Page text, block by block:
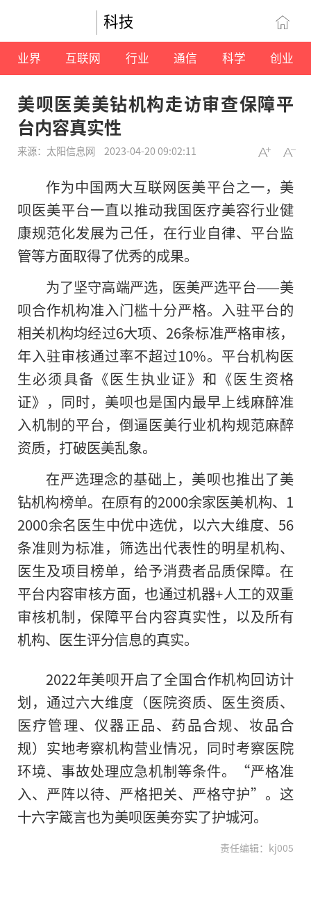
科技
业界 互联网 行业 通信 科学 创业
美呗医美美钻机构走访审查保障平
台内容真实性
来源：太阳信息网 2023-04-20 09:02:11
作为中国两大互联网医美平台之一，美
呗医美平台一直以推动我国医疗美容行业健
康规范化发展为己任，在行业自律、平台监
管等方面取得了优秀的成果。
为了坚守高端严选，医美严选平台——美
呗合作机构准入门槛十分严格。入驻平台的
相关机构均经过6大项、26条标准严格审核，
年入驻审核通过率不超过10%。平台机构医
生必须具备《医生执业证》和《医生资格
证》，同时，美呗也是国内最早上线麻醉准
入机制的平台，倒逼医美行业机构规范麻醉
资质，打破医美乱象。
在严选理念的基础上，美呗也推出了美
钻机构榜单。在原有的2000余家医美机构、1
2000余名医生中优中选优，以六大维度、56
条准则为标准，筛选出代表性的明星机构、
医生及项目榜单，给予消费者品质保障。在
平台内容审核方面，也通过机器+人工的双重
审核机制，保障平台内容真实性，以及所有
机构、医生评分信息的真实。
2022年美呗开启了全国合作机构回访计
划，通过六大维度（医院资质、医生资质、
医疗管理、仪器正品、药品合规、妆品合
规）实地考察机构营业情况，同时考察医院
环境、事故处理应急机制等条件。“严格准
入、严阵以待、严格把关、严格守护”。这
十六字箴言也为美呗医美夯实了护城河。
责任编辑：kj005